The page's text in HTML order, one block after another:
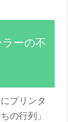
ーの不
プリンタ
の行列」